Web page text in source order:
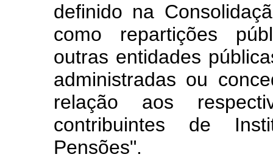
definido na
como repartições
outras entidades
administradas ou
relação aos
contribuintes de
Pensões".